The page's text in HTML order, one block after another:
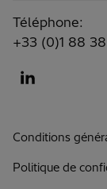
Téléphone:
+33 (0)1 88
Conditions
Politique de